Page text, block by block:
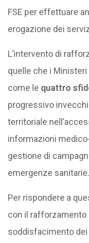
FSE per effettuare
erogazione dei
L’intervento di
quelle che i
come le quattro
progressivo
territoriale
informazioni
gestione di
emergenze sanitarie.
Per rispondere a
con il rafforzamento
soddisfacimento dei